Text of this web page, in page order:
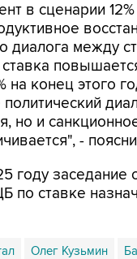
в сценарии
диалога между
ставка
на конец этого
но и
-
году заседание
по ставке
Олег Кузьмин